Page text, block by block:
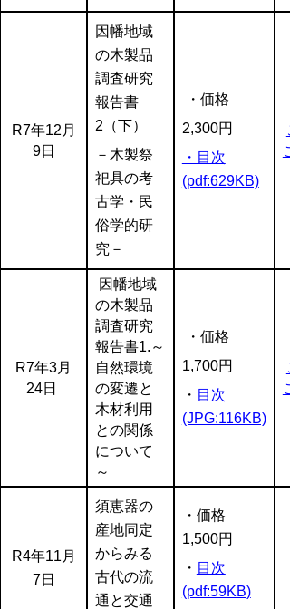
R7年12月
9日
因幡地域
の木製品
調査研究
報告書
2（下）
－木製祭
祀具の考
古学・民
俗学的研
究－
・価格
2,300円
・目次
(pdf:629KB)
R7年3月
24日
因幡地域
の木製品
調査研究
報告書1.～
自然環境
の変遷と
木材利用
との関係
について
～
・価格
1,700円
・ 目次
(JPG:116KB)
R4年11月
7日
須恵器の
産地同定
からみる
古代の流
通と交通
・価格
1,500円
・ 目次
(pdf:59KB)